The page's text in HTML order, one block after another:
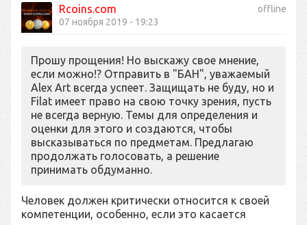
offline
Rcoins.com
07 ноября 2019 - 19:23
Прошу прощения! Но выскажу свое мнение,
если можно!? Отправить в "БАН", уважаемый
Alex Art всегда успеет. Защищать не буду, но и
Filat имеет право на свою точку зрения, пусть
не всегда верную. Темы для определения и
оценки для этого и создаются, чтобы
высказываться по предметам. Предлагаю
продолжать голосовать, а решение
принимать обдуманно.
Человек должен критически относится к своей
компетенции, особенно, если это касается